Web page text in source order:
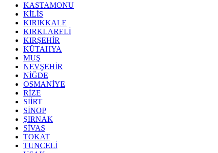
KASTAMONU
KİLİS
KIRIKKALE
KIRKLARELİ
KIRŞEHİR
KÜTAHYA
MUŞ
NEVŞEHİR
NİĞDE
OSMANİYE
RİZE
SİİRT
SİNOP
ŞIRNAK
SİVAS
TOKAT
TUNCELİ